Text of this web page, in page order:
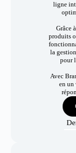
ligne
Grâce
produits
la
pour
Avec
en un